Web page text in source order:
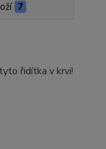
7
řidítka v krvi!